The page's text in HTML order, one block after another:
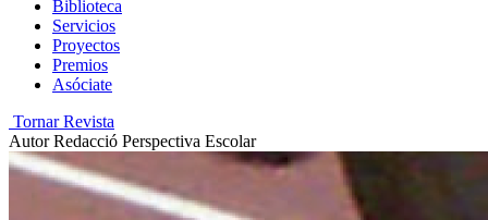
Biblioteca
Servicios
Proyectos
Premios
Asóciate
Tornar Revista
Autor Redacció Perspectiva Escolar